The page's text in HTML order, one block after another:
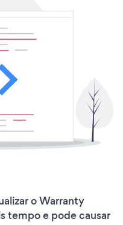
o Warranty
tempo e pode causar